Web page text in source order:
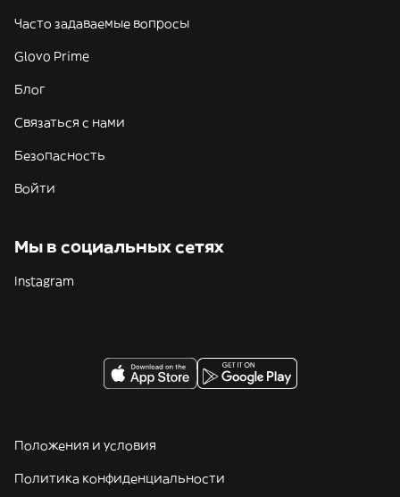
Часто задаваемые вопросы
Glovo Prime
Блог
Связаться с нами
Безопасность
Войти
Мы в социальных сетях
Instagram
Положения и условия
Политика конфиденциальности